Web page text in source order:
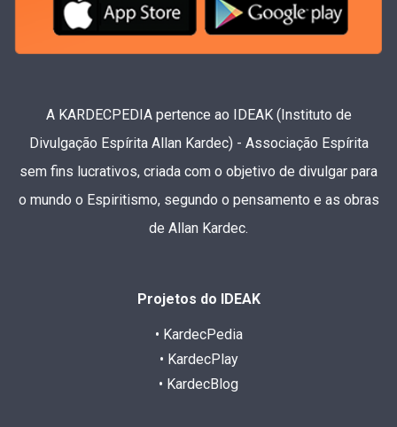
A KARDECPEDIA pertence ao IDEAK (Instituto de
Divulgação Espírita Allan Kardec) - Associação Espírita
sem fins lucrativos, criada com o objetivo de divulgar para
o mundo o Espiritismo, segundo o pensamento e as obras
de Allan Kardec.
Projetos do IDEAK
• KardecPedia
• KardecPlay
• KardecBlog